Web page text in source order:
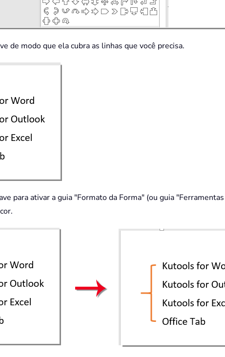
de modo que ela cubra as linhas que você precisa.
para ativar a guia "Formato da Forma" (ou guia